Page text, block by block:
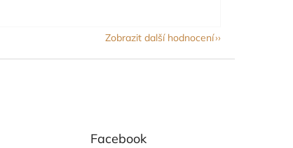
Zobrazit další hodnocení
Facebook